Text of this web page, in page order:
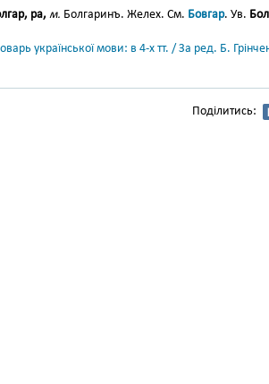
ра, м. Болгаринъ. Желех. См. Бовгар. Ув.
української мови: в 4-х тт. / За ред. Б.
Поділитись: